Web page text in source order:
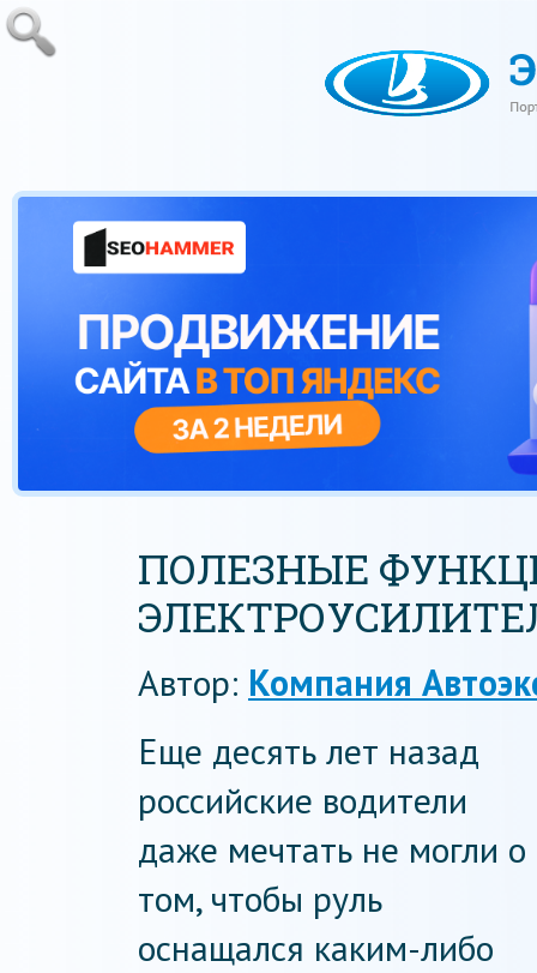
ПОЛЕЗНЫЕ
Автор: Компания
Еще десять лет назад
российские водители
даже мечтать не могли о
том, чтобы руль
оснащался каким-либо